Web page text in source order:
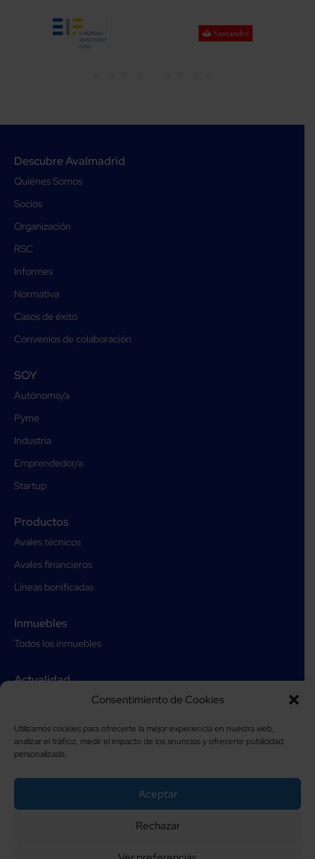
Consentimiento de Cookies
Utilizamos cookies para ofrecerte la mejor experiencia en nuestra web,
analizar el tráfico, medir el impacto de los anuncios y ofrecerte publicidad
personalizada.
Aceptar
Rechazar
Descubre Avalmadrid
Quiénes Somos
Socios
Organización
RSC
Informes
Normativa
Casos de éxito
Convenios de colaboración
SOY
Autónomo/a
Pyme
Industria
Emprendedor/a
Startup
Productos
Avales técnicos
Avales financieros
Líneas bonificadas
Inmuebles
Todos los inmuebles
Actualidad
Contacto
Ponte en contacto
Oficinas